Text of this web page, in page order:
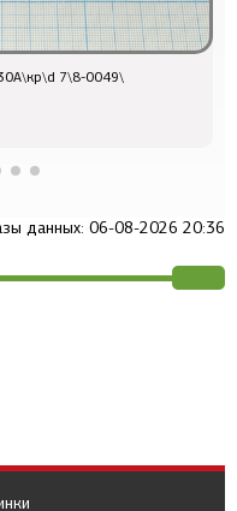
7\8-0049\
данных: 06-08-2026 20:36